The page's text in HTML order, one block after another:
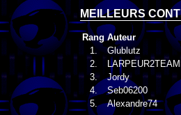
MEILLEURS
Rang Auteur
1.
Glublutz
2.
3.
Jordy
4.
Seb06200
5.
Alexandre74